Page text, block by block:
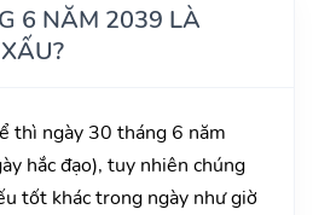
6 NĂM 2039 LÀ
thì ngày 30 tháng 6 năm
hắc đạo), tuy nhiên chúng
tốt khác trong ngày như giờ